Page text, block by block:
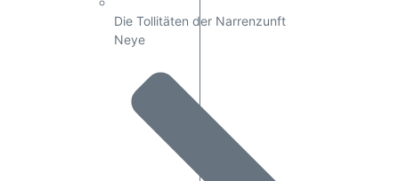
Die Tollitäten der Narrenzunft
Neye